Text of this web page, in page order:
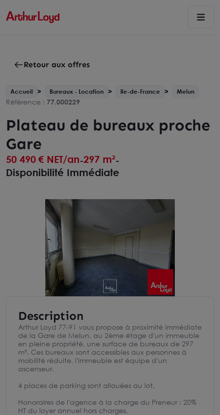
Retour aux offres
Accueil Bureaux - Location Ile-de-France Melun
Référence : 77.000229
Plateau de bureaux proche
Gare
50 490 € NET/an-297 m²-
Disponibilité Immédiate
Description
Arthur Loyd 77-91 vous propose à proximité immédiate
de la Gare de Melun, au 2ème étage d'un immeuble
en pleine propriété, une surface de bureaux de 297
m². Ces bureaux sont accessibles aux personnes à
mobilité réduite, l'immeuble est équipe d'un
ascenseur.
4 places de parking sont allouées au lot.
Honoraires de l'agence à la charge du Preneur : 20%
HT du loyer annuel hors charges.